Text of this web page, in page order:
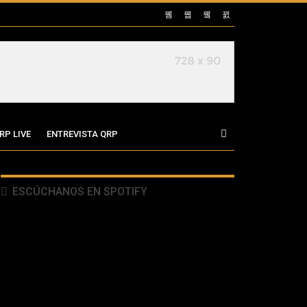
LIVE ENTREVISTA QRP
ESCÚCHANOS EN SPOTIFY